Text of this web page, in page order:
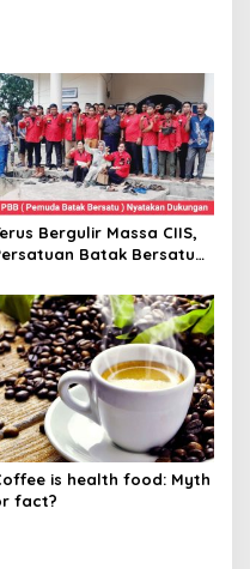
Bergulir Massa CIIS,
Batak Bersatu
Drs.H. Mukhlis.M.Si
is health food: Myth
fact?